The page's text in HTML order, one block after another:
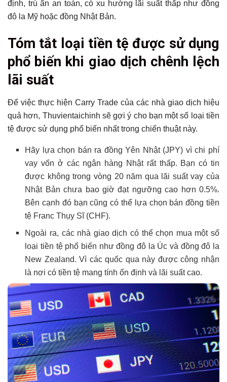
định, trú ẩn an toàn, có xu hướng lãi suất thấp như đồng
đô la Mỹ hoặc đồng Nhật Bản.
Tóm tắt loại tiền tệ được sử dụng
phổ biến khi giao dịch chênh lệch
lãi suất
Để việc thực hiện Carry Trade của các nhà giao dịch hiệu
quả hơn, Thuvientaichinh sẽ gợi ý cho bạn một số loại tiền
tệ được sử dụng phổ biến nhất trong chiến thuật này.
Hãy lựa chọn bán ra đồng Yên Nhật (JPY) vì chi phí
vay vốn ở các ngân hàng Nhật rất thấp. Bạn có tin
được không trong vòng 20 năm qua lãi suất vay của
Nhật Bản chưa bao giờ đạt ngưỡng cao hơn 0.5%.
Bên cạnh đó bạn cũng có thể lựa chọn bán đồng tiền
tệ Franc Thụy Sĩ (CHF).
Ngoài ra, các nhà giao dịch có thể chọn mua một số
loại tiền tệ phổ biến như đồng đô la Úc và đồng đô la
New Zealand. Vì các quốc qua này được công nhận
là nơi có tiền tệ mang tính ổn định và lãi suất cao.